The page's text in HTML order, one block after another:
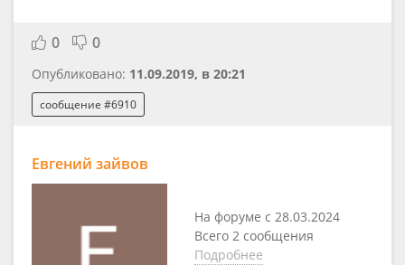
0 0
Опубликовано: 11.09.2019, в 20:21
сообщение #6910
Евгений зайвов
На форуме с 28.03.2024
Всего 2 сообщения
Подробнее